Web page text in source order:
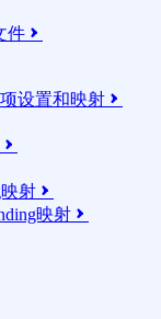
件 
设置和映射 

映射 
映射 